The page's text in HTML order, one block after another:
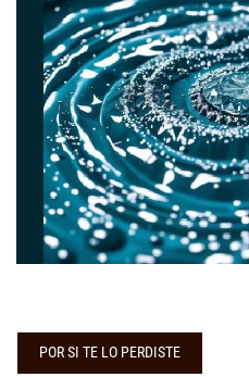
POR SI TE LO PERDISTE